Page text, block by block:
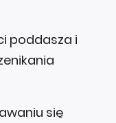
poddasza i
się